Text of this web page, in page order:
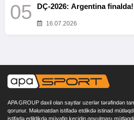
05 DÇ-2026: Argentina
16.07.2026
APA GROUP daxil olan saytlar uzerlər tərəfindən
qorunur. Məlumatdan istifadə etdikdə istinad
istifadə edildikdə müvafiq keçidin qoyulması